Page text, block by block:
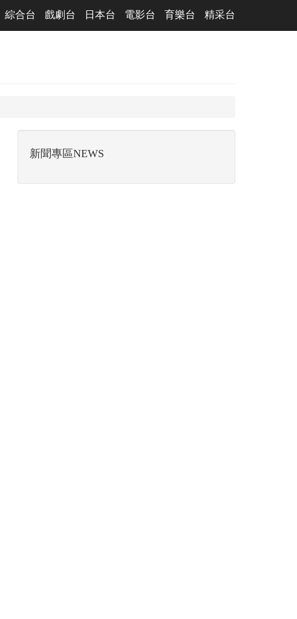
綜合台 戲劇台 日本台 電影台 育樂台 精采台
新聞專區NEWS